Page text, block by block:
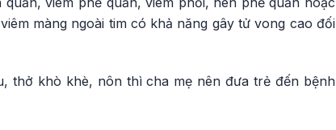
màng ngoài tim có khả năng gây tử vong cao đối
thở khò khè, nôn thì cha mẹ nên đưa trẻ đến bệnh